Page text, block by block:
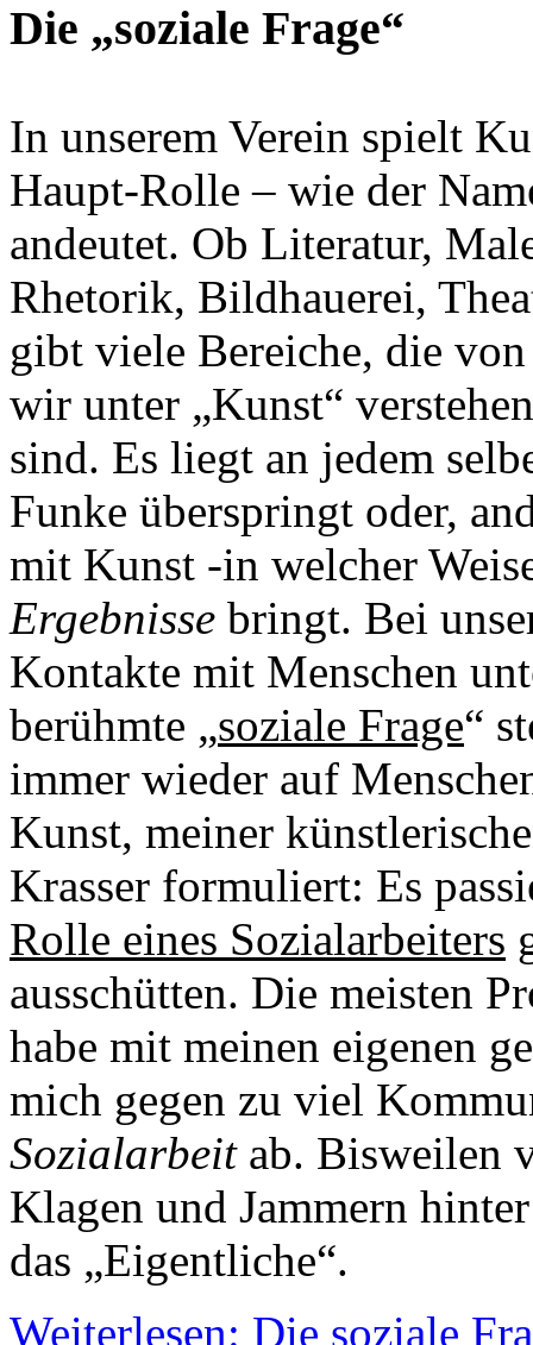
Die „soziale Frage“
In unserem Verein spielt
Haupt-Rolle – wie der
andeutet. Ob Literatur,
Rhetorik, Bildhauerei,
gibt viele Bereiche, die
wir unter „Kunst“
sind. Es liegt an jedem
Funke überspringt oder,
mit Kunst -in welcher
Ergebnisse bringt. Bei
Kontakte mit Menschen
berühmte „soziale Frage“
immer wieder auf
Kunst, meiner
Krasser formuliert: Es
Rolle eines Sozialarbeiters
ausschütten. Die meisten
habe mit meinen eigenen
mich gegen zu viel
Sozialarbeitab. Bisweilen
Klagen und Jammern
das „Eigentliche“.
Weiterlesen: Die soziale